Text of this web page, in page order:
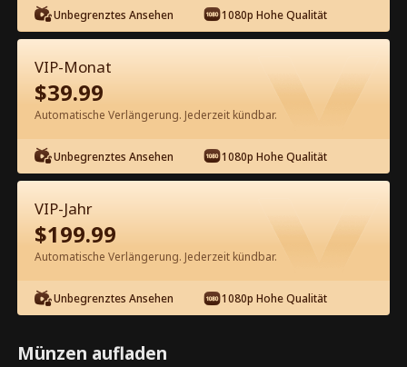
Kostenlos in der App ansehen
Episode 45 - Deine unerwünschte
Mutter ist mein Schatz Kompletter
Film
1-50 51-69
45 46 48 49
Unbegrenztes Ansehen 1080p Hohe Qualität
VIP-Monat
$39.99
Automatische Verlängerung. Jederzeit kündbar.
Unbegrenztes Ansehen 1080p Hohe Qualität
VIP-Jahr
$199.99
Automatische Verlängerung. Jederzeit kündbar.
Unbegrenztes Ansehen 1080p Hohe Qualität
Münzen aufladen